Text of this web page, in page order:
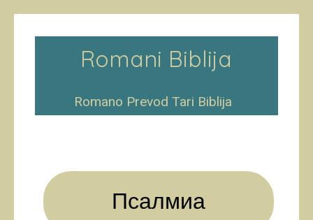
Romani Biblija
Romano Prevod Tari Biblija
Псалмиа